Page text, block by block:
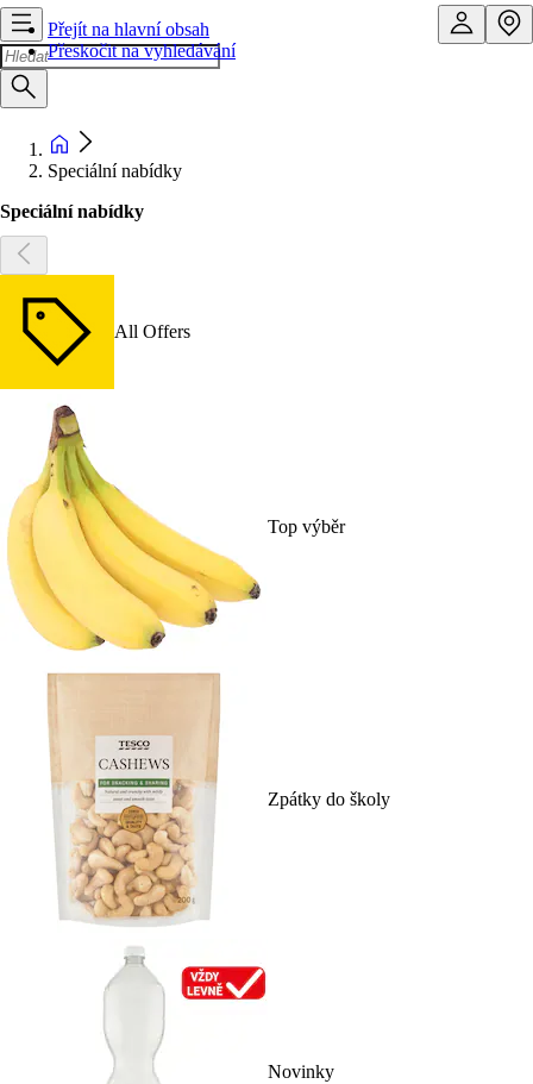
Přejít na hlavní obsah
Přeskočit na vyhledávání
Speciální nabídky
Speciální nabídky
All Offers
Top výběr
Zpátky do školy
Novinky